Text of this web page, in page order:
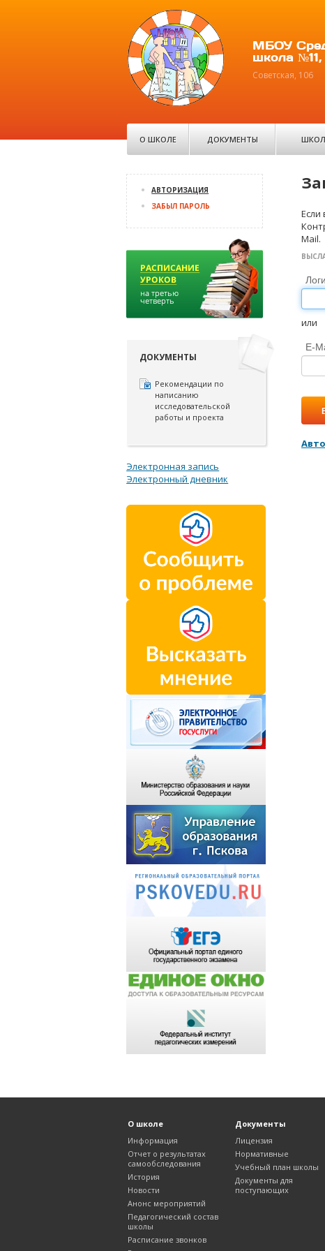
МБОУ
школа
Советская, 106
О ШКОЛЕ ДОКУМЕНТЫ
Если
Mail.
или
E-
АВТОРИЗАЦИЯ
ЗАБЫЛ ПАРОЛЬ
ДОКУМЕНТЫ
Рекомендации по
написанию
исследовательской
работы и проекта
Электронная запись
Электронный дневник
О школе
Информация
Отчет о результатах
самообследования
История
Новости
Анонс мероприятий
Педагогический состав
школы
Расписание звонков
Документы
Лицензия
Нормативные
Учебный план школы
Документы для
поступающих